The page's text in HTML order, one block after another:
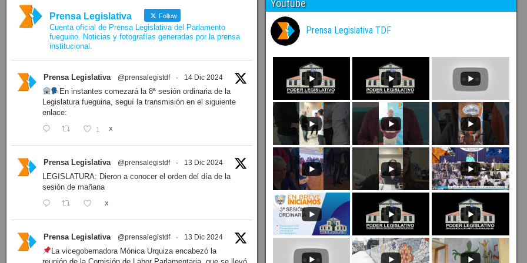
Prensa Legislativa Follow
Cuenta oficial de Prensa Legislativa del Parlamento
fueguino. Noticias y fotografías generadas por la prensa
institucional.
Prensa Legislativa @prensalegistdf · 14 Dic 2024
En instantes comezará la 8ª sesión ordinaria de la
Legislatura fueguina, seguí la transmisión en el siguiente
enlace:
1 X
Prensa Legislativa @prensalegistdf · 13 Dic 2024
LEGISLATURA: Dieron a conocer el orden del día de la
sesión de mañana
X
Prensa Legislativa @prensalegistdf · 13 Dic 2024
La vicegobernadora Mónica Urquiza encabezó la
Youtube
Prensa Legislativa TDF